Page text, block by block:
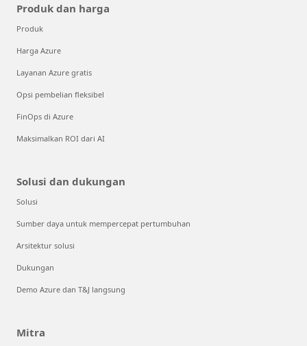
Produk dan harga
Produk
Harga Azure
Layanan Azure gratis
Opsi pembelian fleksibel
FinOps di Azure
Maksimalkan ROI dari AI
Solusi dan dukungan
Solusi
Sumber daya untuk mempercepat pertumbuhan
Arsitektur solusi
Dukungan
Demo Azure dan T&J langsung
Mitra